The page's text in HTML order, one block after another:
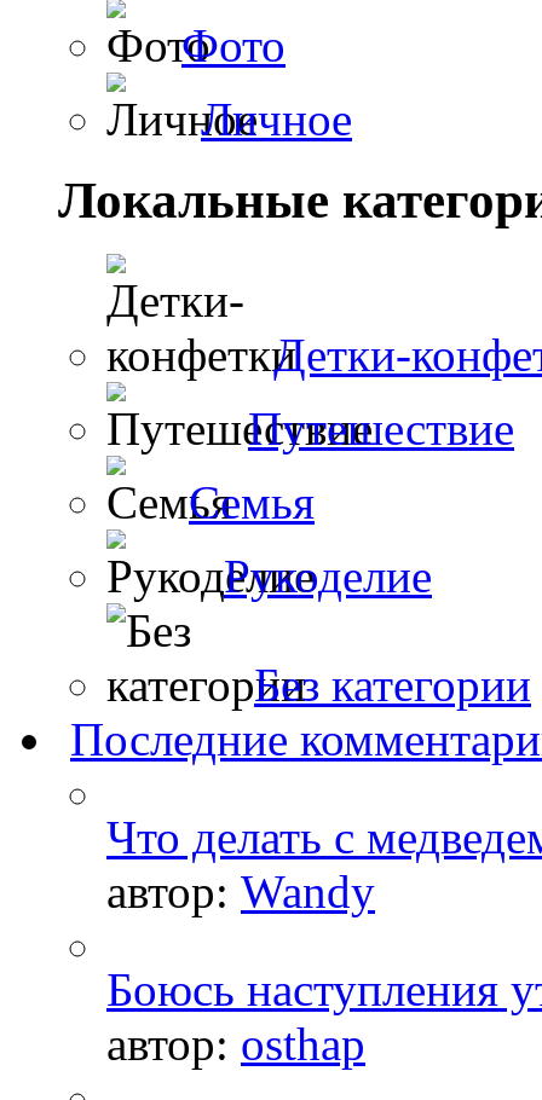
Фото
Личное
Локальные
Детки-
Путешествие
Семья
Рукоделие
Без категории
Последние
Что делать с
автор: Wandy
Боюсь наступления
автор: osthap